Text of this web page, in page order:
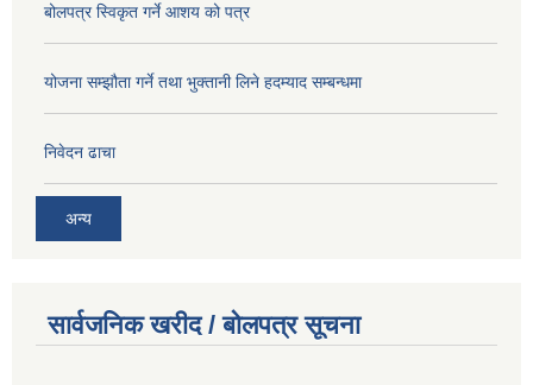
बोलपत्र स्विकृत गर्ने आशय को पत्र
योजना सम्झौता गर्ने तथा भुक्तानी लिने हदम्याद सम्बन्धमा
निवेदन ढाचा
अन्य
सार्वजनिक खरीद / बोलपत्र सूचना